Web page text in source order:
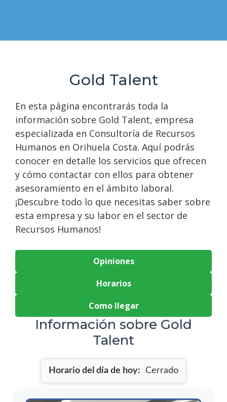
Gold Talent
En esta página encontrarás toda la
información sobre Gold Talent, empresa
especializada en Consultoría de Recursos
Humanos en Orihuela Costa. Aquí podrás
conocer en detalle los servicios que ofrecen
y cómo contactar con ellos para obtener
asesoramiento en el ámbito laboral.
¡Descubre todo lo que necesitas saber sobre
esta empresa y su labor en el sector de
Recursos Humanos!
Opiniones
Horarios
Como llegar
Información sobre Gold
Talent
Horario del día de hoy: Cerrado